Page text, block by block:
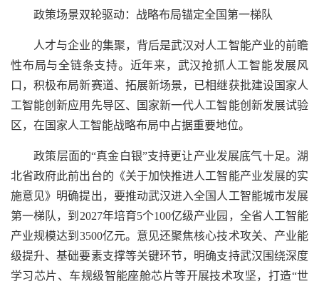
政策场景双轮驱动：战略布局锚定全国第一梯队
人才与企业的集聚，背后是武汉对人工智能产业的前瞻
性布局与全链条支持。近年来，武汉抢抓人工智能发展风
口，积极布局新赛道、拓展新场景，已相继获批建设国家人
工智能创新应用先导区、国家新一代人工智能创新发展试验
区，在国家人工智能战略布局中占据重要地位。
政策层面的“真金白银”支持更让产业发展底气十足。湖
北省政府此前出台的《关于加快推进人工智能产业发展的实
施意见》明确提出，要推动武汉进入全国人工智能城市发展
第一梯队，到2027年培育5个100亿级产业园，全省人工智能
产业规模达到3500亿元。意见还聚焦核心技术攻关、产业能
级提升、基础要素支撑等关键环节，明确支持武汉围绕深度
学习芯片、车规级智能座舱芯片等开展技术攻坚，打造“世